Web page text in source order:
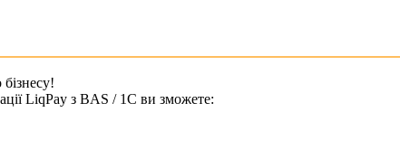
LiqPay з BAS / 1C ви зможете: